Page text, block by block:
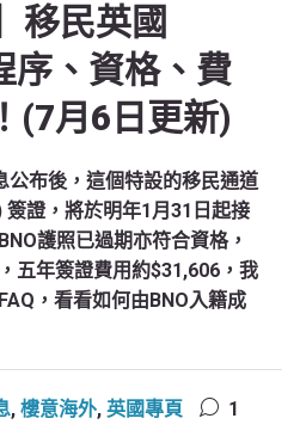
移民英國
序、資格、費
(7月6日更新)
公布後，這個特設的移民通道
證，將於明年1月31日起接
護照已過期亦符合資格，
五年簽證費用約$31,606，我
，看看如何由BNO入籍成
, 樓意海外, 英國專頁 1